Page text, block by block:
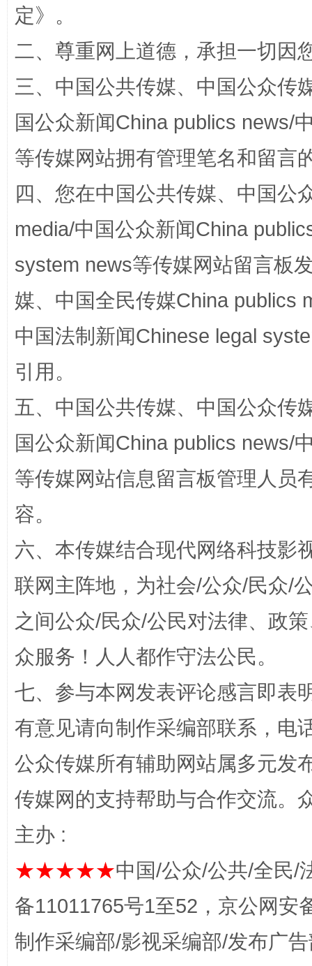
完善运行机制助力责任有效落实 一纸欠
东山县通报“牛蛙产品抗生素超标问题” 法
定》。
二、尊重网上道德，承担一切因
三、中国公共传媒、中国公众传
国公众新闻China publics news/
等传媒网站拥有管理笔名和留言
四、您在中国公共传媒、中国公
media/中国公众新闻China
system news等传媒网站留言板
媒、中国全民传媒China publics
中国法制新闻Chinese legal
引用。
五、中国公共传媒、中国公众传
国公众新闻China publics news/
等传媒网站信息留言板管理人员
容。
六、本传媒结合现代网络科技影
联网主阵地，为社会/公众/民众/
之间公众/民众/公民对法律、政
众服务！人人都作守法公民。
七、参与本网发表评论感言即表
有意见请向制作采编部联系，电
公众传媒所有辅助网站属多元发
传媒网的支持帮助与合作交流。
主办 :
★★★★★中国/公众/公共/全民/
备11011765号1至52，京公网安
制作采编部/影视采编部/发布广